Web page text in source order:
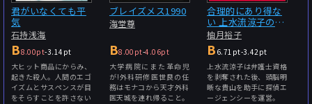
君がいなくても平
気
石持浅海
B8.00pt-3.14pt
大ヒット商品にからみ、
起きた殺人。人間のエゴ
イズムとサスペンスが目
をそらすことを許さない
ブレイズメス1990
海堂尊
B8.00pt-4.06pt
大学病院にまた革命児
が!外科研修医世良の任
務はモナコから天才外科
医天城を連れ帰ること。
合理的にあり得な
い 上水流涼子の解
明
柚月裕子
B 6.71pt-3.42pt
上水流涼子は弁護士資格
を剥奪された後、頭脳明
晰な貴山を助手に探偵エ
ージェンシーを運営。